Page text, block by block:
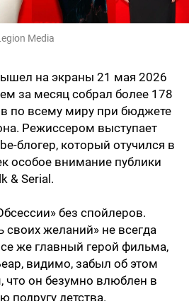
Media
на экраны 21 мая 2026
за месяц собрал более 178
по всему миру при бюджете
Режиссером выступает
блогер, который отучился в
особое внимание публики
& Serial.
без спойлеров.
желаний» не всегда
же главный герой фильма,
видимо, забыл об этом
что он безумно влюблен в
подругу детства.